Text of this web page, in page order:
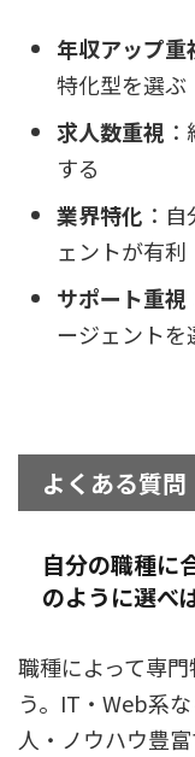
年収アップ重
特化型を選ぶ
求人数重視
する
業界特化 ：
ェントが有利
サポート重視
ージェントを
よくある質問
自分の職種に
のように選べ
職種によって専
う。IT・Web系
人・ノウハウ豊